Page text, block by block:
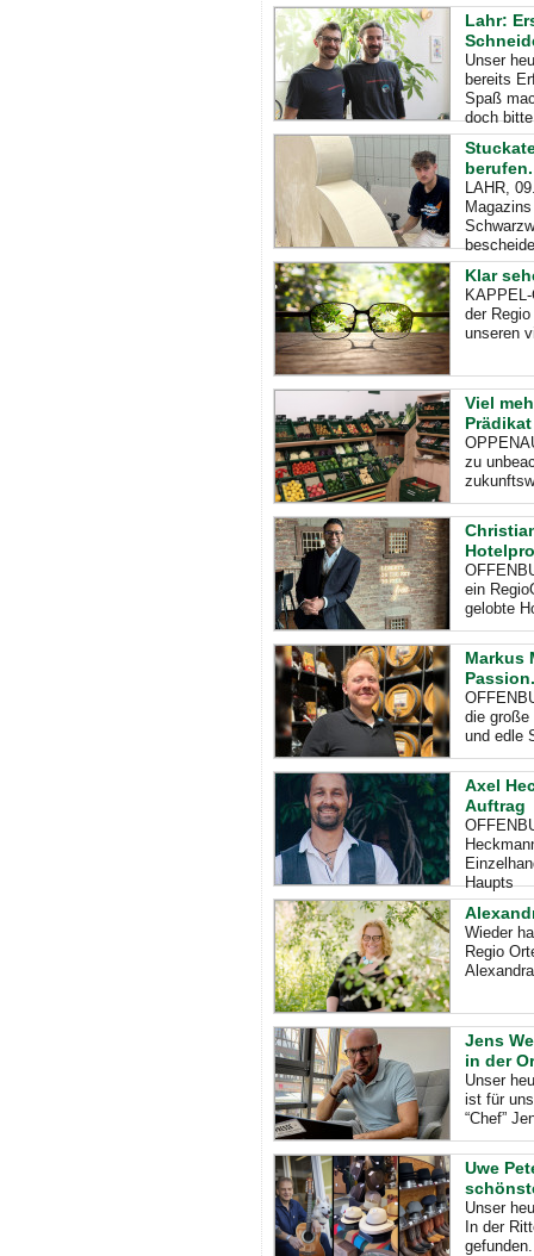
Lahr:
Unser
bereits
Spaß
doch
berufen.
LAHR,
Klar
der
unseren
Viel
zu
ein
gelobte
Markus
Passion.
die
und edle
Axel
Auftrag
Haupts
Wieder
Regio
Jens
in der
Unser
ist für
“Chef”
Uwe
Unser
In der